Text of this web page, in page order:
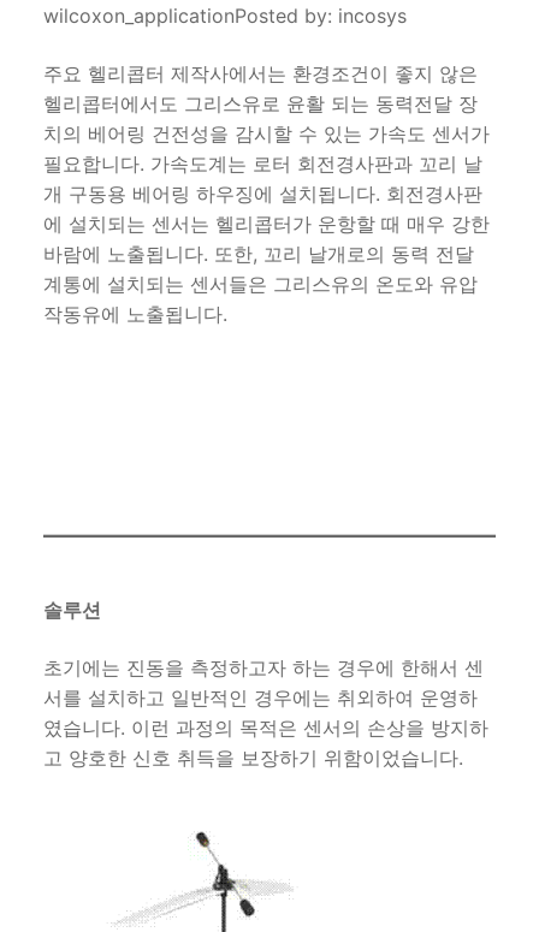
wilcoxon_applicationPosted by: incosys
주요 헬리콥터 제작사에서는 환경조건이 좋지 않은
헬리콥터에서도 그리스유로 윤활 되는 동력전달 장
치의 베어링 건전성을 감시할 수 있는 가속도 센서가
필요합니다. 가속도계는 로터 회전경사판과 꼬리 날
개 구동용 베어링 하우징에 설치됩니다. 회전경사판
에 설치되는 센서는 헬리콥터가 운항할 때 매우 강한
바람에 노출됩니다. 또한, 꼬리 날개로의 동력 전달
계통에 설치되는 센서들은 그리스유의 온도와 유압
작동유에 노출됩니다.
솔루션
초기에는 진동을 측정하고자 하는 경우에 한해서 센
서를 설치하고 일반적인 경우에는 취외하여 운영하
였습니다. 이런 과정의 목적은 센서의 손상을 방지하
고 양호한 신호 취득을 보장하기 위함이었습니다.